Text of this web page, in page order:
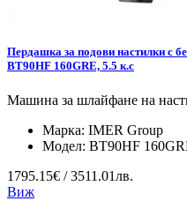
Пердашка за подови настилки с
BT90HF 160GRE, 5.5 к.с
Машина за шлайфане на
Марка: IMER Group
Модел: BT90HF
1795.15€ / 3511.01лв.
Виж